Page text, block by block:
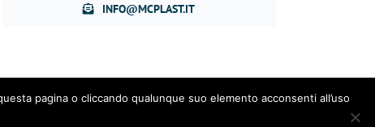
INFO@MCPLAST.IT
pagina o cliccando qualunque suo elemento acconsenti all’uso